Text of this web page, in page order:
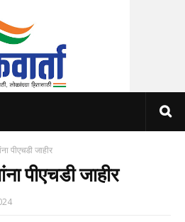
पीएचडी जाहीर
पीएचडी जाहीर